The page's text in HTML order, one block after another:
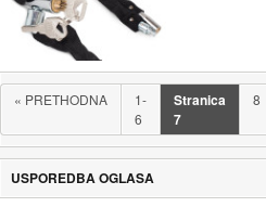
« PRETHODNA
1-
6
Stranica
7
8
USPOREDBA OGLASA